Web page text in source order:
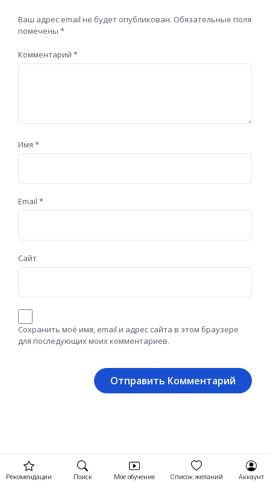
Ваш адрес email не будет опубликован. Обязательные поля
помечены *
Комментарий *
Имя *
Email *
Сайт
Сохранить моё имя, email и адрес сайта в этом браузере
для последующих моих комментариев.
Рекомендации Поиск Мое обучение Список желаний Аккаунт